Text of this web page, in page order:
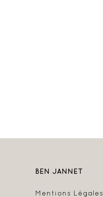
BEN JANNET
Mentions Légales